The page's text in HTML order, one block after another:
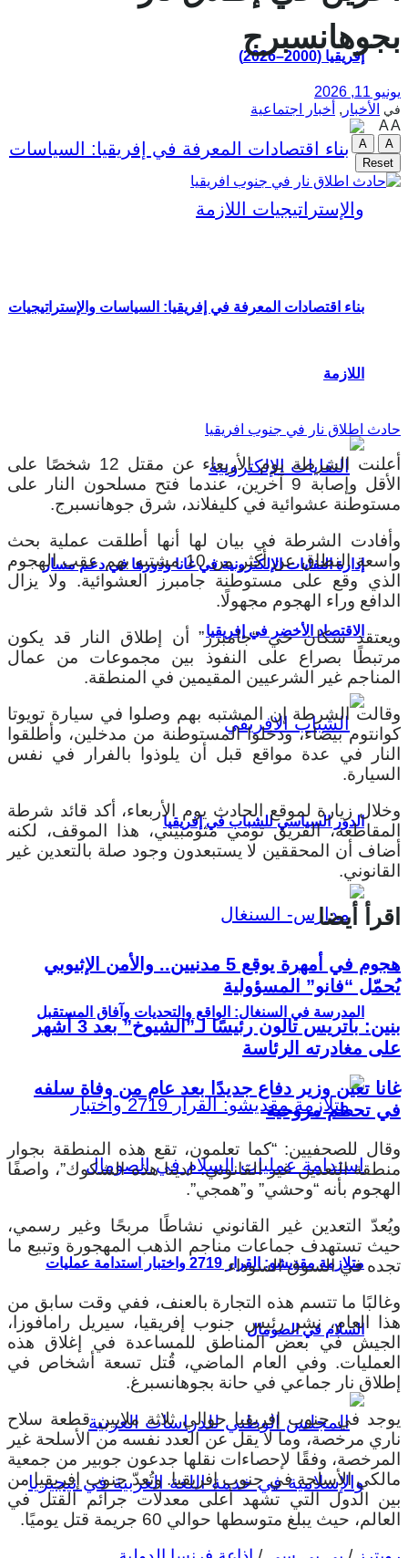
إفريقيا (2000–2026)
بناء اقتصادات المعرفة في إفريقيا: السياسات والإستراتيجيات
اللازمة
إدارة النفايات الإلكترونية في غانا ودورها في دعم مسار
الاقتصاد الأخضر في إفريقيا
الدور السياسي للشباب في إفريقيا
المدرسة في السنغال: الواقع والتحديات وآفاق المستقبل
متلازمة مقديشو: القرار 2719 واختبار استدامة عمليات
السلام في الصومال
بجوهانسبرج
يونيو 11, 2026
في الأخبار , أخبار اجتماعية
AA
A
A
Reset
حادث اطلاق نار في جنوب افريقيا
أعلنت الشرطة يوم الأربعاء عن مقتل 12 شخصًا على
الأقل وإصابة 9 آخرين، عندما فتح مسلحون النار على
مستوطنة عشوائية في كليفلاند، شرق جوهانسبرج.
وأفادت الشرطة في بيان لها أنها أطلقت عملية بحث
واسعة النطاق عن أكثر من 10 مشتبه بهم عقب الهجوم
الذي وقع على مستوطنة جامبرز العشوائية. ولا يزال
الدافع وراء الهجوم مجهولًا.
ويعتقد سكان حي “جامبرز” أن إطلاق النار قد يكون
مرتبطًا بصراع على النفوذ بين مجموعات من عمال
المناجم غير الشرعيين المقيمين في المنطقة.
وقالت الشرطة إن المشتبه بهم وصلوا في سيارة تويوتا
كوانتوم بيضاء، ودخلوا المستوطنة من مدخلين، وأطلقوا
النار في عدة مواقع قبل أن يلوذوا بالفرار في نفس
السيارة.
وخلال زيارة لموقع الحادث يوم الأربعاء، أكد قائد شرطة
المقاطعة، الفريق تومي مثومبيني، هذا الموقف، لكنه
أضاف أن المحققين لا يستبعدون وجود صلة بالتعدين غير
القانوني.
اقرأ أيضا
هجوم في أمهرة يوقع 5 مدنيين.. والأمن الإثيوبي
يُحمّل “فانو” المسؤولية
بنين: باتريس تالون رئيسًا لـ”الشيوخ” بعد 3 أشهر
على مغادرته الرئاسة
غانا تعين وزير دفاع جديدًا بعد عام من وفاة سلفه
في تحطم مروحية
وقال للصحفيين: “كما تعلمون، تقع هذه المنطقة بجوار
منطقة التعدين غير القانوني. لدينا هذه الشكوك”، واصفًا
الهجوم بأنه “وحشي” و”همجي”.
ويُعدّ التعدين غير القانوني نشاطًا مربحًا وغير رسمي،
حيث تستهدف جماعات مناجم الذهب المهجورة وتبيع ما
تجده في السوق السوداء.
وغالبًا ما تتسم هذه التجارة بالعنف، ففي وقت سابق من
هذا العام، نشر رئيس جنوب إفريقيا، سيريل رامافوزا،
الجيش في بعض المناطق للمساعدة في إغلاق هذه
العمليات. وفي العام الماضي، قُتل تسعة أشخاص في
إطلاق نار جماعي في حانة بجوهانسبرغ.
يوجد في جنوب إفريقيا حوالي ثلاثة ملايين قطعة سلاح
ناري مرخصة، وما لا يقل عن العدد نفسه من الأسلحة غير
المرخصة، وفقًا لإحصاءات نقلها جدعون جوبير من جمعية
مالكي الأسلحة في جنوب إفريقيا.وتُعدّ جنوب إفريقيا من
بين الدول التي تشهد أعلى معدلات جرائم القتل في
العالم، حيث يبلغ متوسطها حوالي 60 جريمة قتل يوميًا.